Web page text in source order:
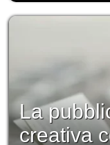
La
creativa